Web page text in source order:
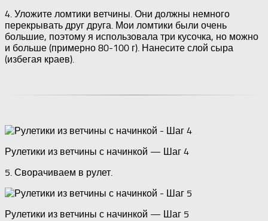
4. Уложите ломтики ветчины. Они должны немного
перекрывать друг друга. Мои ломтики были очень
большие, поэтому я использовала три кусочка, но можно
и больше (примерно 80-100 г). Нанесите слой сыра
(избегая краев).
Рулетики из ветчины с начинкой — Шаг 4
5. Сворачиваем в рулет.
Рулетики из ветчины с начинкой — Шаг 5